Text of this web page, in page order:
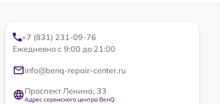
+7 (831) 231-09-76
Ежедневно с 9:00 до 21:00
info@benq-repair-center.ru
Проспект Ленина, 33
Адрес сервисного центра BenQ